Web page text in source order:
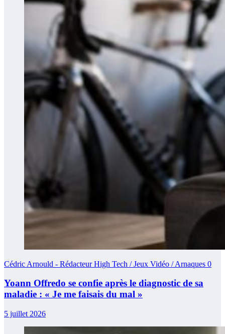
Cédric Arnould - Rédacteur High Tech / Jeux Vidéo / Arnaques 0
Yoann Offredo se confie après le diagnostic de sa
maladie : « Je me faisais du mal »
5 juillet 2026